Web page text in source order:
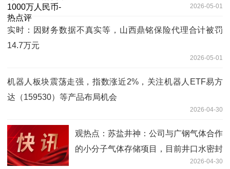
2026-05-01
实时：因财务数据不真实等，山西鼎铭保险代理合计被罚
14.7万元
2026-05-01
机器人板块震荡走强，指数涨近2%，关注机器人ETF易方
达（159530）等产品布局机会
2026-04-30
观热点：苏盐井神：公司与广钢气体合作
的小分子气体存储项目，目前井口水密封
首轮测试已完成，关键设备已完成采购
2026-04-30